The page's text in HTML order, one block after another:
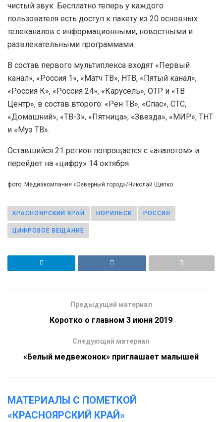
чистый звук. Бесплатно теперь у каждого
пользователя есть доступ к пакету из 20 основных
телеканалов с информационными, новостными и
развлекательными программами.
В состав первого мультиплекса входят «Первый
канал», «Россия 1», «Матч ТВ», НТВ, «Пятый канал»,
«Россия К», «Россия 24», «Карусель», ОТР и «ТВ
Центр», в состав второго: «Рен ТВ», «Спас», СТС,
«Домашний», «ТВ-3», «Пятница», «Звезда», «МИР», ТНТ
и «Муз ТВ».
Оставшийся 21 регион попрощается с «аналогом» и
перейдет на «цифру» 14 октября.
фото: Медиакомпания «Северный город»/Николай Щипко
КРАСНОЯРСКИЙ КРАЙ НОРИЛЬСК РОССИЯ
ЦИФРОВОЕ ВЕЩАНИЕ
Предыдущий материал
Коротко о главном 3 июня 2019
Следующий материал
«Белый медвежонок» приглашает малышей
МАТЕРИАЛЫ С ПОМЕТКОЙ
«КРАСНОЯРСКИЙ КРАЙ»